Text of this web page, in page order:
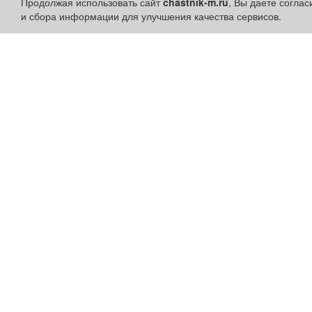
и сбора информации для улучшения качества сервисов.